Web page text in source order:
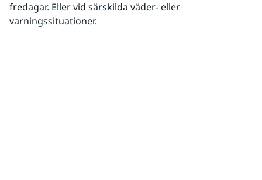
fredagar. Eller vid särskilda väder- eller
varningssituationer.